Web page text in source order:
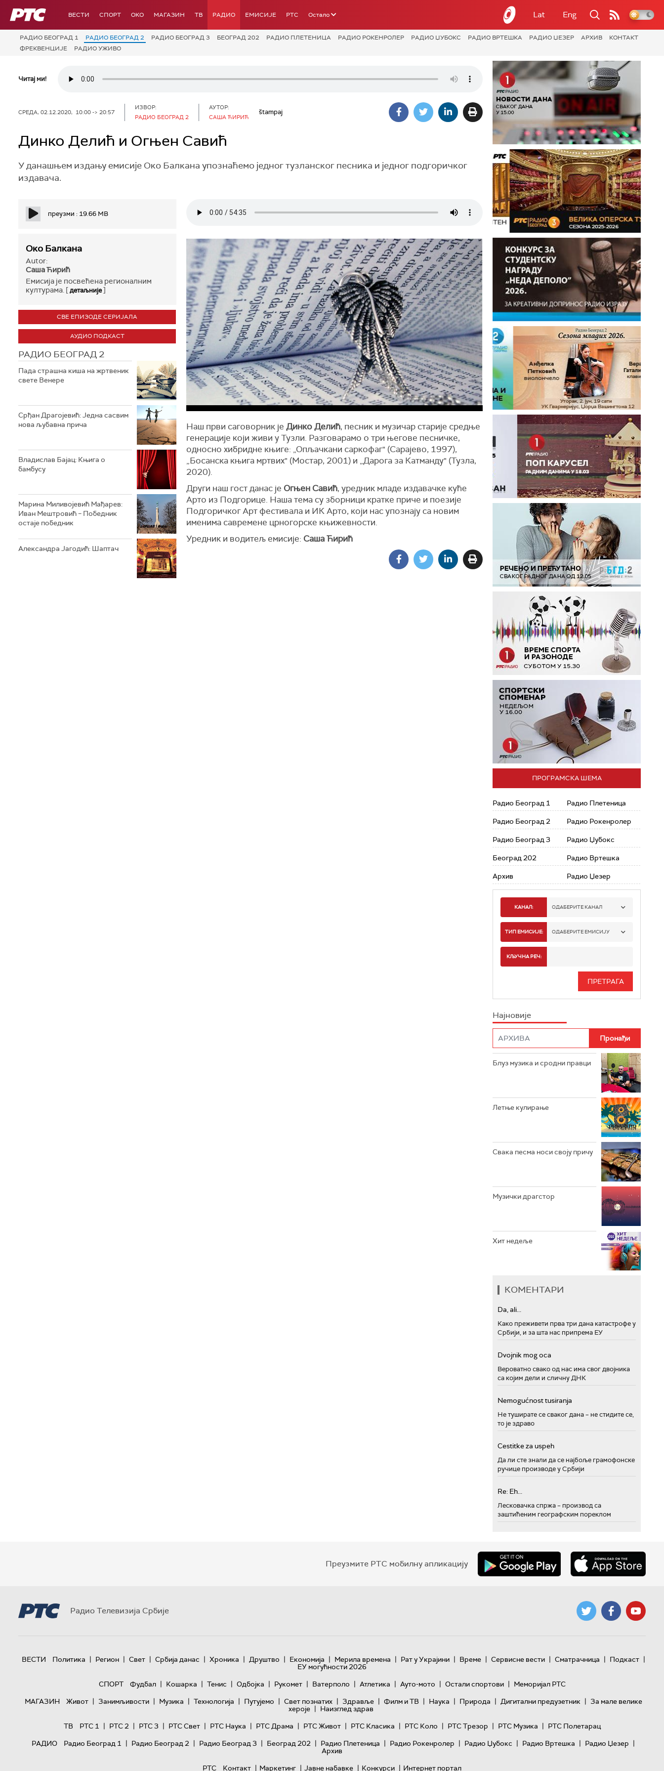
РТС ВЕСТИ СПОРТ OKO МАГАЗИН ТВ РАДИО ЕМИСИЈЕ РТС Остало Lat Eng
РАДИО БЕОГРАД 1 РАДИО БЕОГРАД 2 РАДИО БЕОГРАД 3 БЕОГРАД 202 РАДИО ПЛЕТЕНИЦА РАДИО РОКЕНРОЛЕР РАДИО ЏУБОКС РАДИО ВРТЕШКА РАДИО ЏЕЗЕР АРХИВ
КОНТАКТ
ФРЕКВЕНЦИЈЕ
РАДИО УЖИВО
Читај ми!
СРЕДА, 02.12.2020, 10:00 -> 20:57
ИЗВОР:
РАДИО БЕОГРАД 2
АУТОР:
САША ЋИРИЋ
štampaj
Динко Делић и Огњен Савић
У данашњем издању емисије Око Балкана упознаћемо једног тузланског песника и једног подгоричког
издавача.
преузми : 19.66 MB
Око Балкана
Autor:
Саша Ћирић
Eмисија је посвећена регионалним
културама. [детаљније]
СВЕ ЕПИЗОДЕ СЕРИЈАЛА
АУДИО ПОДКАСТ
РАДИО БЕОГРАД 2
Пада страшна киша на жртвеник
свете Венере
Срђан Драгојевић: Једна сасвим
нова љубавна прича
Владислав Бајац: Књига о
бамбусу
Марина Миливојевић Мађарев:
Иван Мештровић – Победник
остаје победник
Александра Јагодић: Шаптач
Наш први саговорник је Динко Делић, песник и музичар старије средње
генерације који живи у Тузли. Разговарамо о три његове песничке,
односно хибридне књиге: „Опљачкани саркофаг" (Сарајево, 1997),
„Босанска књига мртвих" (Мостар, 2001) и „Дарога за Катманду" (Тузла,
2020).
Други наш гост данас је Огњен Савић, уредник младе издавачке куће
Арто из Подгорице. Наша тема су зборници кратке приче и поезије
Подгоричког Арт фестивала и ИК Арто, који нас упознају са новим
именима савремене црногорске књижевности.
Уредник и водитељ емисије: Саша Ћирић
ПРОГРАМСКА ШЕМА
Радио Београд 1
Радио Београд 2
Радио Београд 3
Београд 202
Архив
Радио Плетеница
Радио Рокенролер
Радио Џубокс
Радио Вртешка
Радио Џезер
КАНАЛ: ОДАБЕРИТЕ КАНАЛ
РАДИО БЕОГРАД 1
РАДИО БЕОГРАД 3
РАДИО РОКЕНРОЛЕР
РАДИО ЏУБОКС
РАДИО ВРТЕШКА
РАДИО ЏЕЗЕР
ТИП ЕМИСИЈЕ: ОДАБЕРИТЕ ЕМИСИЈУ
ИНФО
КЉУЧНА РЕЧ:
Најновије
Блуз музика и сродни правци
Летње кулирање
Свака песма носи своју причу
Музички драгстор
Хит недеље
КОМЕНТАРИ
Da, ali...
Како преживети прва три дана катастрофе у
Србији, и за шта нас припрема ЕУ
Dvojnik mog oca
Вероватно свако од нас има свог двојника
са којим дели и сличну ДНК
Nemogućnost tusiranja
Не туширате се сваког дана – не стидите се,
то је здраво
Cestitke za uspeh
Да ли сте знали да се најбоље грамофонске
ручице производе у Србији
Re: Eh...
Лесковачка спржа – производ са
заштићеним географским пореклом
Преузмите РТС мобилну апликацију
Радио Телевизија Србије
ВЕСТИ Политика | Регион | Свет | Србија данас | Хроника | Друштво | Економија | Мерила времена | Рат у Украјини | Време | Сервисне вести | Сматрачница | Подкаст |
ЕУ могућности 2026
СПОРТ
Фудбал | Кошарка | Тенис | Одбојка | Рукомет | Ватерполо | Атлетика | Ауто-мото | Остали спортови | Меморијал РТС
МАГАЗИН
Живот | Занимљивости | Музика | Технологијa | Путујемо | Свет познатих | Здравље | Филм и ТВ | Наука | Природа | Дигитални предузетник | За мале велике
хероје | Наизглед здрав
ТВ
РТС 1 | РТС 2 | РТС 3 | РТС Свет | РТС Наука | РТС Драма | РТС Живот | РТС Класика | РТС Коло | РТС Трезор | РТС Музика | РТС Полетарац
РАДИО
Радио Београд 1 | Радио Београд 2 | Радио Београд 3 | Београд 202 | Радио Плетеница | Радио Рокенролер | Радио Џубокс | Радио Вртешка | Радио Џезер |
Архив
РТС
Контакт | Маркетинг | Јавне набавке | Конкурси | Интернет портал